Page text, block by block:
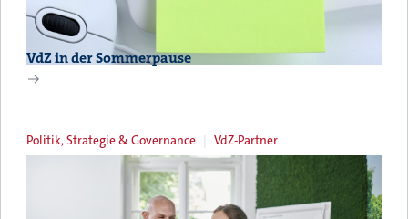
VdZ in der Sommerpause
Politik, Strategie & Governance VdZ-Partner